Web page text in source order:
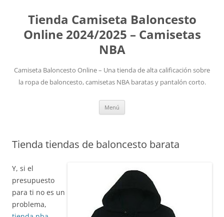
Tienda Camiseta Baloncesto
Online 2024/2025 – Camisetas
NBA
Camiseta Baloncesto Online – Una tienda de alta calificación sobre
la ropa de baloncesto, camisetas NBA baratas y pantalón corto.
Menú
Tienda tiendas de baloncesto barata
Y, si el
presupuesto
para ti no es un
problema,